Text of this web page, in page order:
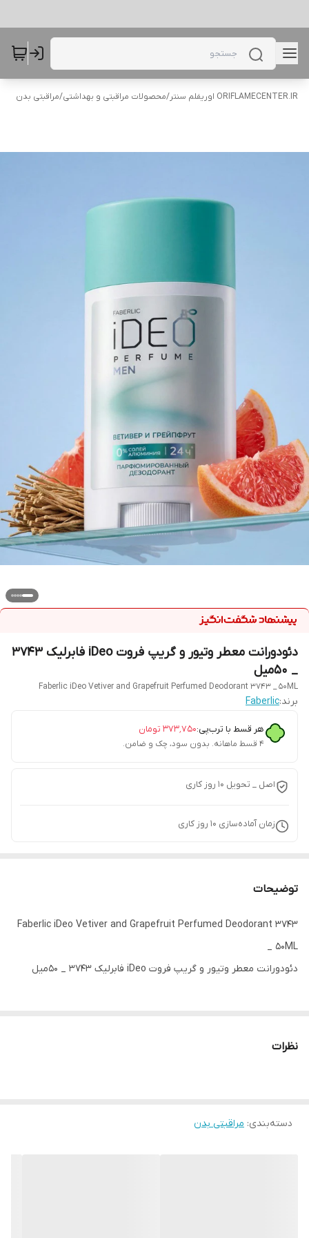
ORIFLAMECENTER.IR اوریفلم سنتر /محصولات مراقبتی و بهداشتی/مراقبتی بدن
دئودورانت معطر وتیور و گریپ فروت iDeo فابرلیک 3743
_ 50میل
Faberlic iDeo Vetiver and Grapefruit Perfumed Deodorant 3743 _ 50ML
برند:Faberlic
هر قسط با ترب‌پی:۳۷۳٬۷۵۰ تومان
۴ قسط ماهانه. بدون سود، چک و ضامن.
اصل _ تحویل ۱۰ روز کاری
زمان آماده‌سازی 10 روز کاری
توضیحات
Faberlic iDeo Vetiver and Grapefruit Perfumed Deodorant 3743
_ 50ML
دئودورانت معطر وتیور و گریپ فروت iDeo فابرلیک 3743 _ 50میل
دئودورانت معطر وتیور و گریپ فروت محافظت قابل اعتمادی را در تمام
نظرات
دسته‌بندی: مراقبتی بدن